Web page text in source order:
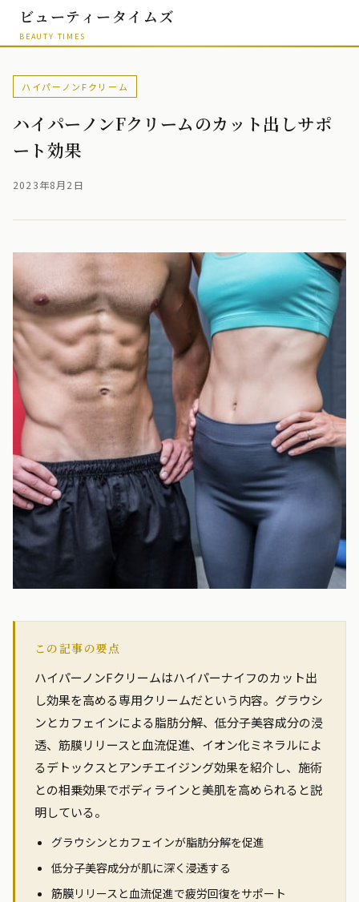
ビューティータイムズ
BEAUTY TIMES
ハイパーノンFクリーム
ハイパーノンFクリームのカット出しサポ
ート効果
2023年8月2日
この記事の要点
ハイパーノンFクリームはハイパーナイフのカット出
し効果を高める専用クリームだという内容。グラウシ
ンとカフェインによる脂肪分解、低分子美容成分の浸
透、筋膜リリースと血流促進、イオン化ミネラルによ
るデトックスとアンチエイジング効果を紹介し、施術
との相乗効果でボディラインと美肌を高められると説
明している。
グラウシンとカフェインが脂肪分解を促進
低分子美容成分が肌に深く浸透する
筋膜リリースと血流促進で疲労回復をサポート